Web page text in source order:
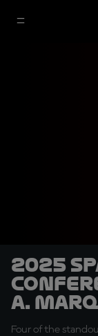
2025
A.
Four of the